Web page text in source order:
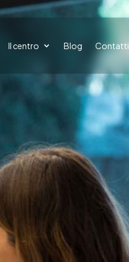
Il centro Blog Contatti